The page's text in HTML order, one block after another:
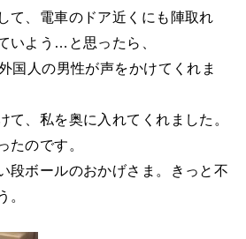
て、電車のドア近くにも陣取れ
いよう…と思ったら、
国人の男性が声をかけてくれま
て、私を奥に入れてくれました。
たのです。
段ボールのおかげさま。きっと不
。